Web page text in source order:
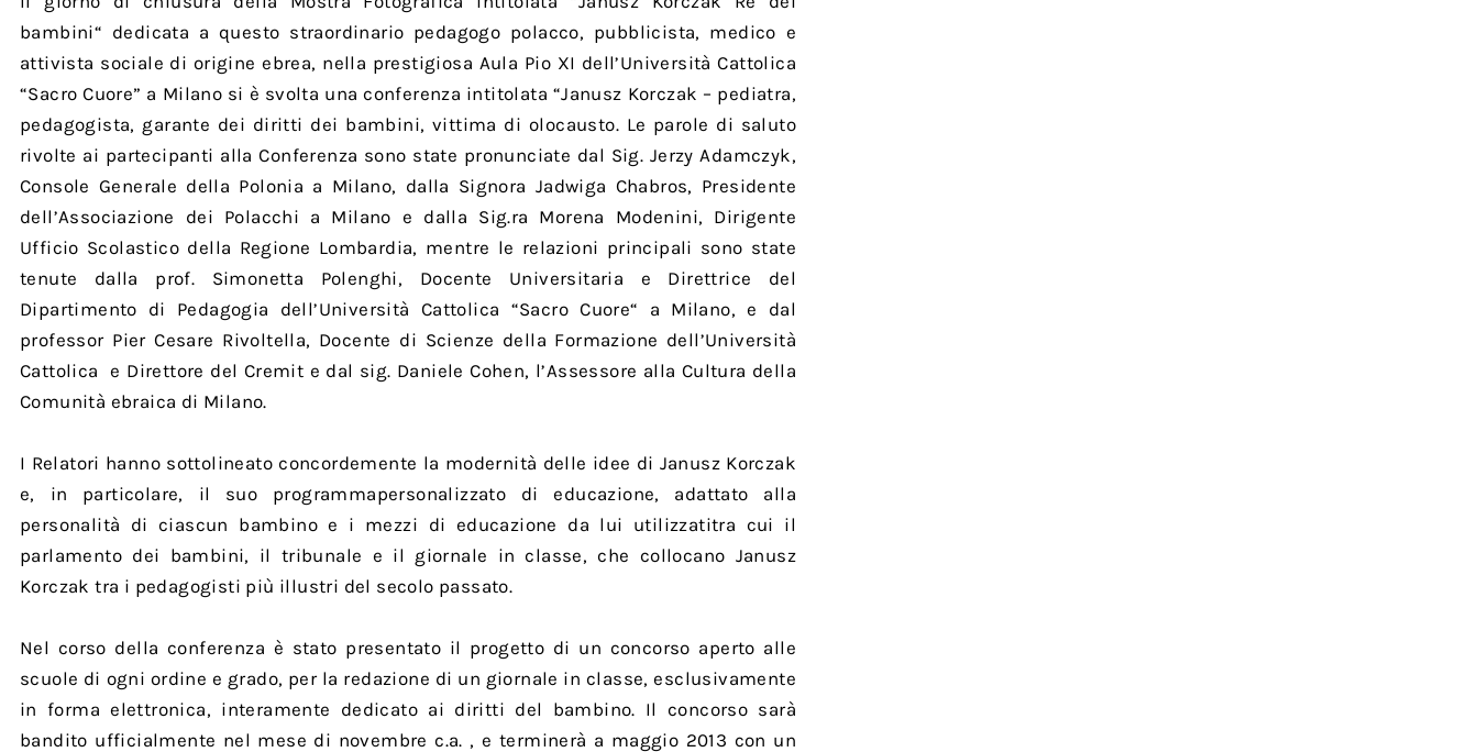
bambini“ dedicata a questo straordinario pedagogo polacco, pubblicista, medico e
attivista sociale di origine ebrea, nella prestigiosa Aula Pio XI dell’Università Cattolica
“Sacro Cuore” a Milano si è svolta una conferenza intitolata “Janusz Korczak – pediatra,
pedagogista, garante dei diritti dei bambini, vittima di olocausto. Le parole di saluto
rivolte ai partecipanti alla Conferenza sono state pronunciate dal Sig. Jerzy Adamczyk,
Console Generale della Polonia a Milano, dalla Signora Jadwiga Chabros, Presidente
dell’Associazione dei Polacchi a Milano e dalla Sig.ra Morena Modenini, Dirigente
Ufficio Scolastico della Regione Lombardia, mentre le relazioni principali sono state
tenute dalla prof. Simonetta Polenghi, Docente Universitaria e Direttrice del
Dipartimento di Pedagogia dell’Università Cattolica “Sacro Cuore“ a Milano, e dal
professor Pier Cesare Rivoltella, Docente di Scienze della Formazione dell’Università
Cattolica e Direttore del Cremit e dal sig. Daniele Cohen, l’Assessore alla Cultura della
Comunità ebraica di Milano.
I Relatori hanno sottolineato concordemente la modernità delle idee di Janusz Korczak
e, in particolare, il suo programmapersonalizzato di educazione, adattato alla
personalità di ciascun bambino e i mezzi di educazione da lui utilizzatitra cui il
parlamento dei bambini, il tribunale e il giornale in classe, che collocano Janusz
Korczak tra i pedagogisti più illustri del secolo passato.
Nel corso della conferenza è stato presentato il progetto di un concorso aperto alle
scuole di ogni ordine e grado, per la redazione di un giornale in classe, esclusivamente
in forma elettronica, interamente dedicato ai diritti del bambino. Il concorso sarà
bandito ufficialmente nel mese di novembre c.a. , e terminerà a maggio 2013 con un